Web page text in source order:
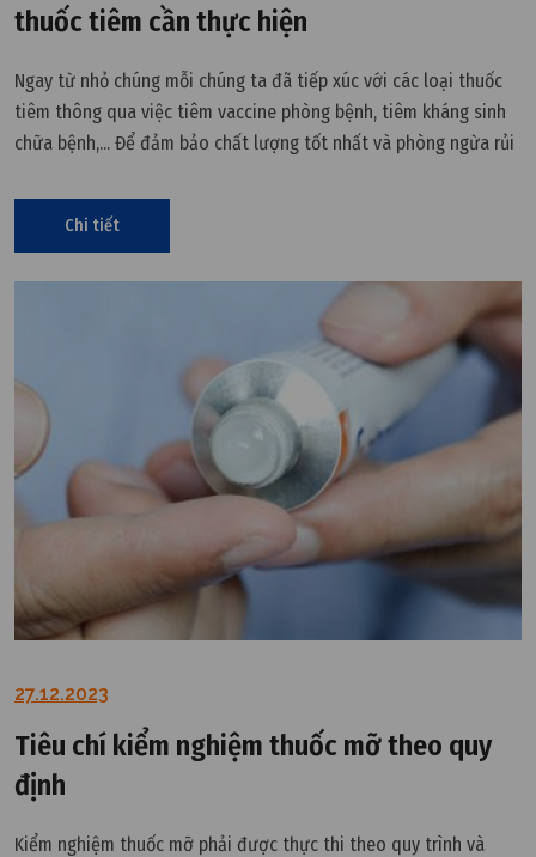
thuốc tiêm cần thực hiện
Ngay từ nhỏ chúng mỗi chúng ta đã tiếp xúc với các loại thuốc
tiêm thông qua việc tiêm vaccine phòng bệnh, tiêm kháng sinh
chữa bệnh,... Để đảm bảo chất lượng tốt nhất và phòng ngừa rủi
buộc không thể thiếu. Cùng VCR tìm hiểu tại đây.
Chi tiết
27.12.2023
Tiêu chí kiểm nghiệm thuốc mỡ theo quy
định
Kiểm nghiệm thuốc mỡ phải được thực thi theo quy trình và